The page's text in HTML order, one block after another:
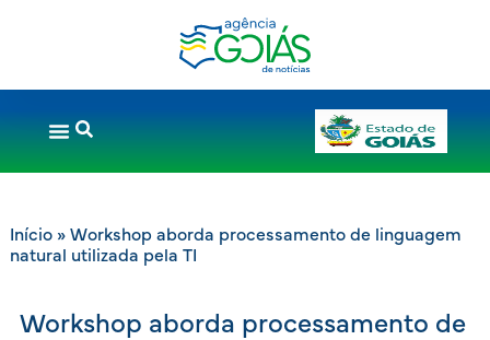
Início» Workshop aborda processamento de linguagem
natural utilizada pela TI
Workshop aborda processamento de